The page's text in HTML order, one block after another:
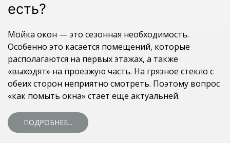
есть?
Мойка окон — это сезонная необходимость.
Особенно это касается помещений, которые
располагаются на первых этажах, а также
«выходят» на проезжую часть. На грязное стекло с
обеих сторон неприятно смотреть. Поэтому вопрос
«как помыть окна» стает еще актуальней.
ПОДРОБНЕЕ...